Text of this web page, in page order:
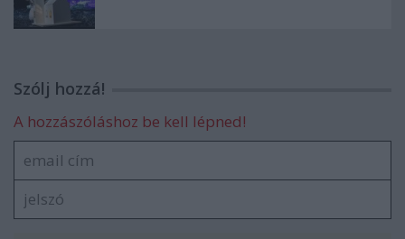
Szólj hozzá!
A hozzászóláshoz be kell lépned!